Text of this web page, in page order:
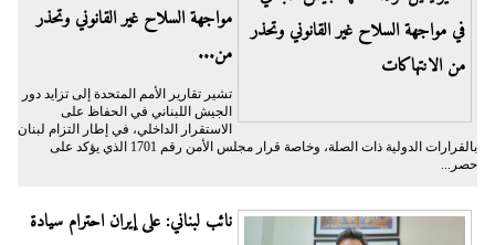
مواجهة السلاح غير القانوني وتحذر
من...
تشير تقارير الأمم المتحدة إلى تزايد دور
الجيش اللبناني في الحفاظ على
الاستقرار الداخلي، في إطار التزام لبنان
بالقرارات الدولية ذات الصلة، وخاصة قرار مجلس الأمن رقم 1701 الذي يؤكد على
حصر...
نائب لبناني: على إيران احترام سيادة